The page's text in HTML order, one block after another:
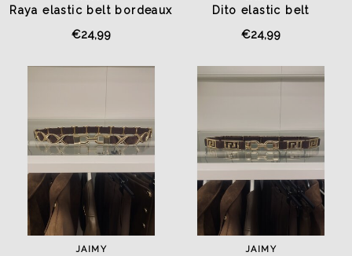
Raya elastic belt bordeaux
€24,99
Dito elastic belt
€24,99
JAIMY JAIMY